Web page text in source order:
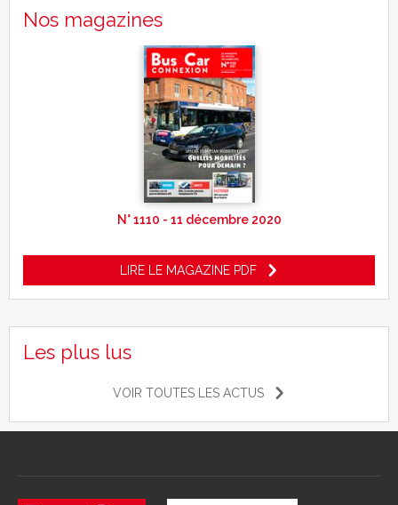
Nos magazines
N° 1110 - 11 décembre 2020
LIRE LE MAGAZINE PDF
Les plus lus
VOIR TOUTES LES ACTUS